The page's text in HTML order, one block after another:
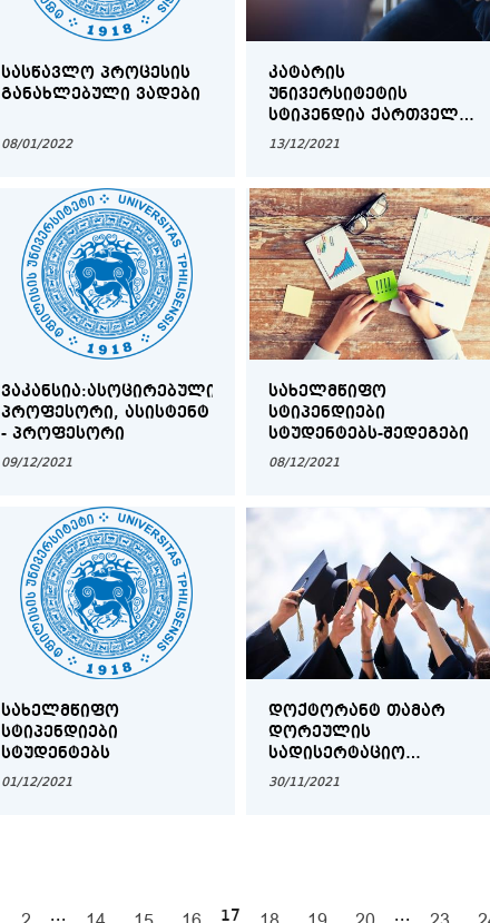
ᲡᲐᲡᲬᲐᲕᲚᲝ ᲞᲠᲝᲪᲔᲡᲘᲡ
ᲒᲐᲜᲐᲮᲚᲔᲑᲣᲚᲘ ᲕᲐᲓᲔᲑᲘ
08/01/2022
ᲙᲐᲢᲐᲠᲘᲡ
ᲣᲜᲘᲕᲔᲠᲡᲘᲢᲔᲢᲘᲡ
ᲡᲢᲘᲞᲔᲜᲓᲘᲐ ᲥᲐᲠᲗᲕᲔᲚᲘ
ᲡᲢᲣᲓᲔᲜᲢᲔᲑᲘᲡᲗᲕᲘᲡ
ᲞᲠᲝᲒᲠᲐᲛᲐᲖᲔ - ARABIC
PROGRAM FOR NON-
NATIVE SPEAKERS
13/12/2021
ᲕᲐᲙᲐᲜᲡᲘᲐ:ᲐᲡᲝᲪᲘᲠᲔᲑᲣᲚᲘ
ᲞᲠᲝᲤᲔᲡᲝᲠᲘ, ᲐᲡᲘᲡᲢᲔᲜᲢ
- ᲞᲠᲝᲤᲔᲡᲝᲠᲘ
09/12/2021
ᲡᲐᲮᲔᲚᲛᲬᲘᲤᲝ
ᲡᲢᲘᲞᲔᲜᲓᲘᲔᲑᲘ
ᲡᲢᲣᲓᲔᲜᲢᲔᲑᲡ-ᲨᲔᲓᲔᲒᲔᲑᲘ
08/12/2021
ᲡᲐᲮᲔᲚᲛᲬᲘᲤᲝ
ᲡᲢᲘᲞᲔᲜᲓᲘᲔᲑᲘ
ᲡᲢᲣᲓᲔᲜᲢᲔᲑᲡ
01/12/2021
ᲓᲝᲥᲢᲝᲠᲐᲜᲢ ᲗᲐᲛᲐᲠ
ᲓᲝᲠᲔᲣᲚᲘᲡ
ᲡᲐᲓᲘᲡᲔᲠᲢᲐᲪᲘᲝ
ᲜᲐᲨᲠᲝᲛᲘᲡ ᲓᲐᲪᲕᲐ
30/11/2021
... 17 ...